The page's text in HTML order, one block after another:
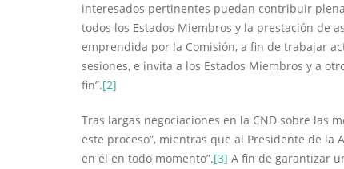
interesados pertinentes puedan contribuir
todos los Estados Miembros y la prestación de
emprendida por la Comisión, a fin de trabajar
sesiones, e invita a los Estados Miembros y a
fin”.[2]
Tras largas negociaciones en la CND sobre las
este proceso”, mientras que al Presidente de la
en él en todo momento”.[3] A fin de garantizar